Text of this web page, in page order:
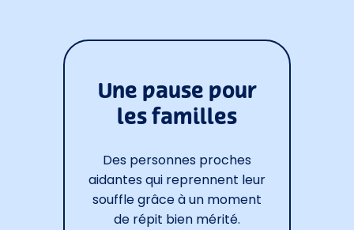
Une pause pour
les familles
Des personnes proches
aidantes qui reprennent leur
souffle grâce à un moment
de répit bien mérité.